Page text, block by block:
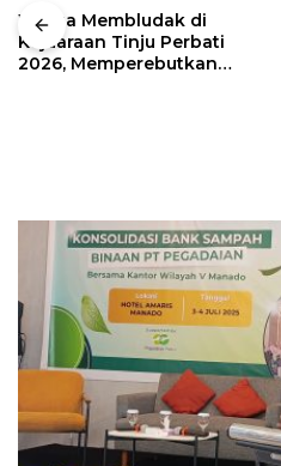
Warga Membludak di
Kejuaraan Tinju Perbati
2026, Memperebutkan